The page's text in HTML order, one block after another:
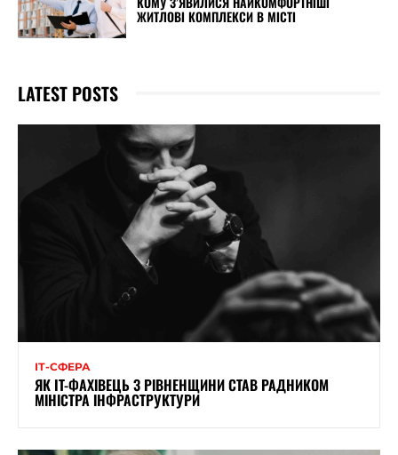
ЖИТЛОВІ КОМПЛЕКСИ В МІСТІ
LATEST POSTS
ІТ-СФЕРА
ЯК IT-ФАХІВЕЦЬ З РІВНЕНЩИНИ СТАВ РАДНИКОМ
МІНІСТРА ІНФРАСТРУКТУРИ